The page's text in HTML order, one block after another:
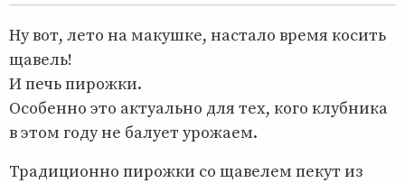
Ну вот, лето на макушке, настало время косить
щавель!
И печь пирожки.
Особенно это актуально для тех, кого клубника
в этом году не балует урожаем.
Традиционно пирожки со щавелем пекут из